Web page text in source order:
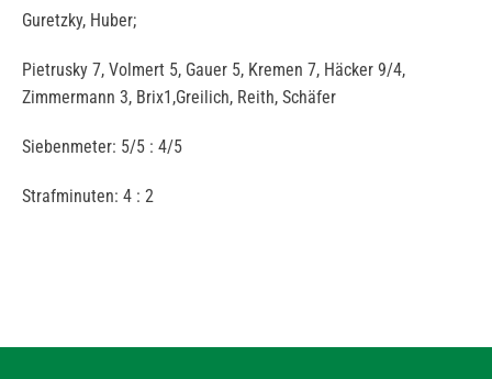
Guretzky, Huber;
Pietrusky 7, Volmert 5, Gauer 5, Kremen 7, Häcker 9/4,
Zimmermann 3, Brix1,Greilich, Reith, Schäfer
Siebenmeter: 5/5 : 4/5
Strafminuten: 4 : 2